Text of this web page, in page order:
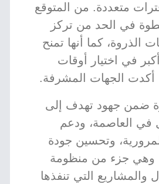
متعددة. من المتوقع
في الحد من تركز
الذروة، كما أنها تمنح
في اختيار أوقات
الجهات المشرفة.
ضمن جهود تهدف إلى
في العاصمة، ودعم
وتحسين جودة
وهي جزء من منظومة
والمشاريع التي تنفذها